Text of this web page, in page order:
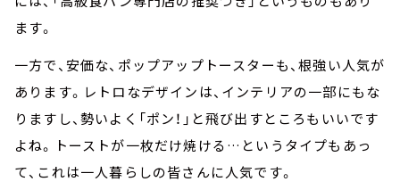
ます。
一方で、安価な、ポップアップトースターも、根強い人気が
あります。レトロなデザインは、インテリアの一部にもな
りますし、勢いよく「ポン！」と飛び出すところもいいです
よね。トーストが一枚だけ焼ける…というタイプもあっ
て、これは一人暮らしの皆さんに人気です。